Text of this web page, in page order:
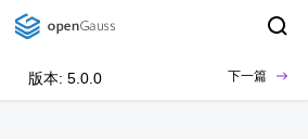
版本: 5.0.0 下一篇